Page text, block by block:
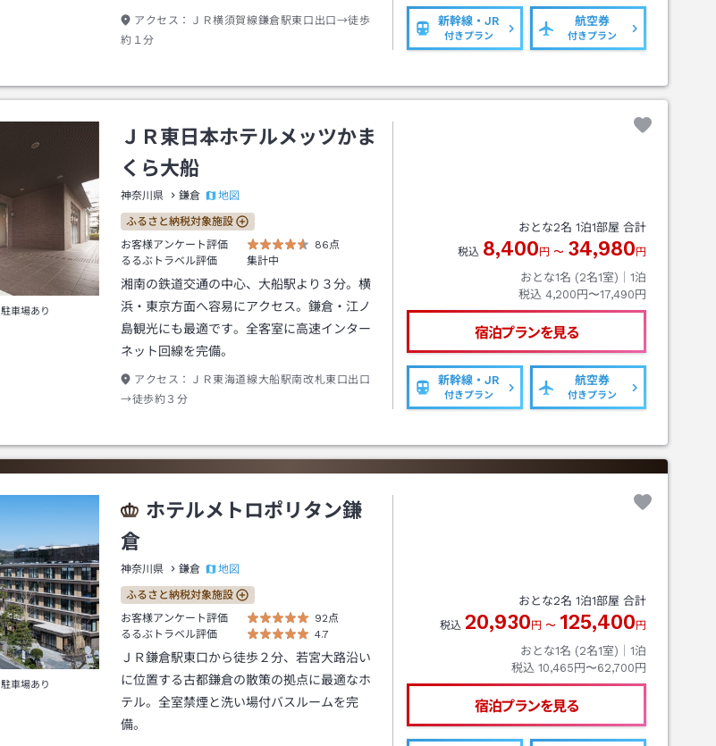
アクセス：
ＪＲ横須賀線鎌倉駅東口出口→徒歩
約１分
新幹線・JR
付きプラン
航空券
付きプラン
駐車場あり
ＪＲ東日本ホテルメッツかま
くら大船
神奈川県 鎌倉 地図
ふるさと納税対象施設
お客様アンケート評価
86点
るるぶトラベル評価
集計中
湘南の鉄道交通の中心、大船駅より３分。横
浜・東京方面へ容易にアクセス。鎌倉・江ノ
島観光にも最適です。全客室に高速インター
ネット回線を完備。
アクセス：
ＪＲ東海道線大船駅南改札東口出口
→徒歩約３分
おとな2名 1泊1部屋 合計
税込 8,400 円 〜 34,980 円
おとな1名 (2名1室)｜ 1泊
税込 4,200円〜17,490円
宿泊プランを見る
新幹線・JR
付きプラン
航空券
付きプラン
駐車場あり
ホテルメトロポリタン鎌
倉
神奈川県 鎌倉 地図
ふるさと納税対象施設
お客様アンケート評価
92点
るるぶトラベル評価
4.7
ＪＲ鎌倉駅東口から徒歩２分、若宮大路沿い
に位置する古都鎌倉の散策の拠点に最適なホ
テル。全室禁煙と洗い場付バスルームを完
備。
おとな2名 1泊1部屋 合計
税込 20,930 円 〜 125,400 円
おとな1名 (2名1室)｜ 1泊
税込 10,465円〜62,700円
宿泊プランを見る